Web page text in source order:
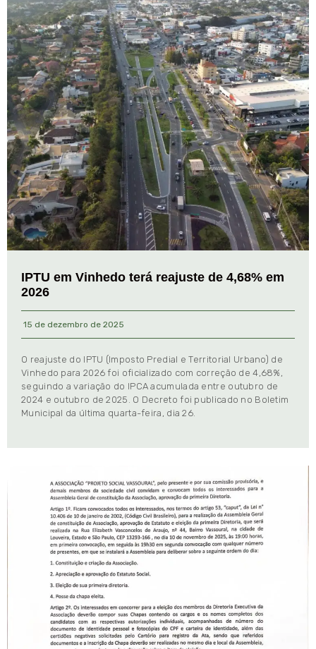
IPTU em Vinhedo terá reajuste de 4,68% em
2026
15 de dezembro de 2025
O reajuste do IPTU (Imposto Predial e Territorial Urbano) de
Vinhedo para 2026 foi oficializado com correção de 4,68%,
seguindo a variação do IPCA acumulada entre outubro de
2024 e outubro de 2025. O Decreto foi publicado no Boletim
Municipal da última quarta-feira, dia 26.